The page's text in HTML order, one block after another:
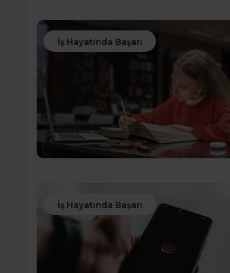
İş Hayatında Başarı
İş Hayatında Başarı